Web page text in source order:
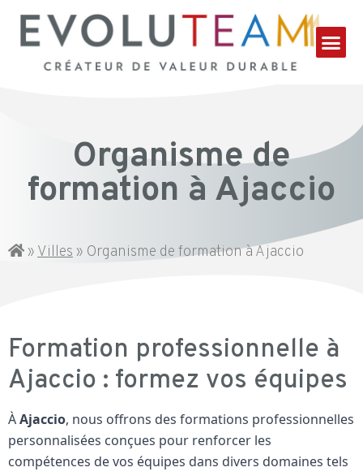
Organisme de
formation à Ajaccio
»Villes » Organisme de formation à Ajaccio
Formation professionnelle à
Ajaccio : formez vos équipes
ÀAjaccio, nous offrons des formations professionnelles
personnalisées conçues pour renforcer les
compétences de vos équipes dans divers domaines tels